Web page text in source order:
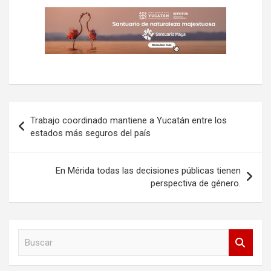
de
entradas
Trabajo coordinado mantiene a Yucatán entre los
estados más seguros del país
En Mérida todas las decisiones públicas tienen
perspectiva de género.